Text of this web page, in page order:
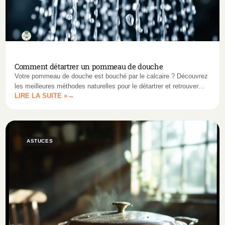
Comment détartrer un pommeau de douche
Votre pommeau de douche est bouché par le calcaire ? Découvrez
les meilleures méthodes naturelles pour le détartrer et retrouver
une douche avec un débit optimal.
LIRE LA SUITE »
ASTUCES